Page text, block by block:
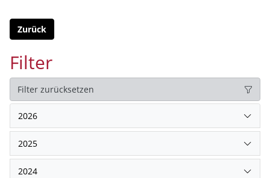
Zurück
Filter
Filter zurücksetzen
2026
2025
2024